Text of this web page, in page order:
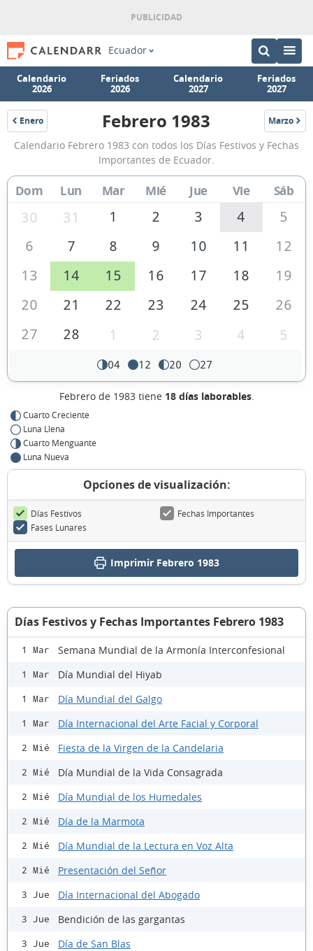
Ecuador
Calendario
2026
Feriados
2026
Calendario
2027
Feriados
2027
Enero
1983
Calendario
Febrero
1983
de
Ecuador
Febrero 1983 Marzo
1983
Calendario Febrero 1983 con todos los Días Festivos y Fechas
Importantes de Ecuador.
Dom Lun Mar Mié Jue Vie Sáb
30 31 1 2 3 4
5
6
7 8 9 10 11
12
13
14 15 16 17 18
19
20
21 22 23 24 25
26
27
28 1 2 3 4 5
04 12 20 27
Febrero de 1983 tiene 18 días laborables.
Cuarto Creciente
Luna Llena
Cuarto Menguante
Luna Nueva
Opciones de visualización:
Días Festivos
Fechas Importantes
Fases Lunares
Imprimir Febrero 1983
Días Festivos y Fechas Importantes Febrero 1983
1 Mar Semana Mundial de la Armonía Interconfesional
1 Mar Día Mundial del Hiyab
1 Mar Día Mundial del Galgo
1 Mar Día Internacional del Arte Facial y Corporal
2 Mié Fiesta de la Virgen de la Candelaria
2 Mié Día Mundial de la Vida Consagrada
2 Mié Día Mundial de los Humedales
2 Mié Día de la Marmota
2 Mié Día Mundial de la Lectura en Voz Alta
2 Mié Presentación del Señor
3 Jue Día Internacional del Abogado
3 Jue Bendición de las gargantas
3 Jue Día de San Blas